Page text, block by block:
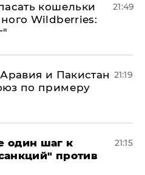
кошельки
Wildberries:
21:49
и Пакистан
по примеру
21:19
один шаг к
против
21:15